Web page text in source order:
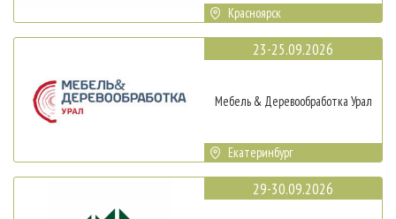
Красноярск
23-25.09.2026
Мебель & Деревообработка Урал
Екатеринбург
29-30.09.2026